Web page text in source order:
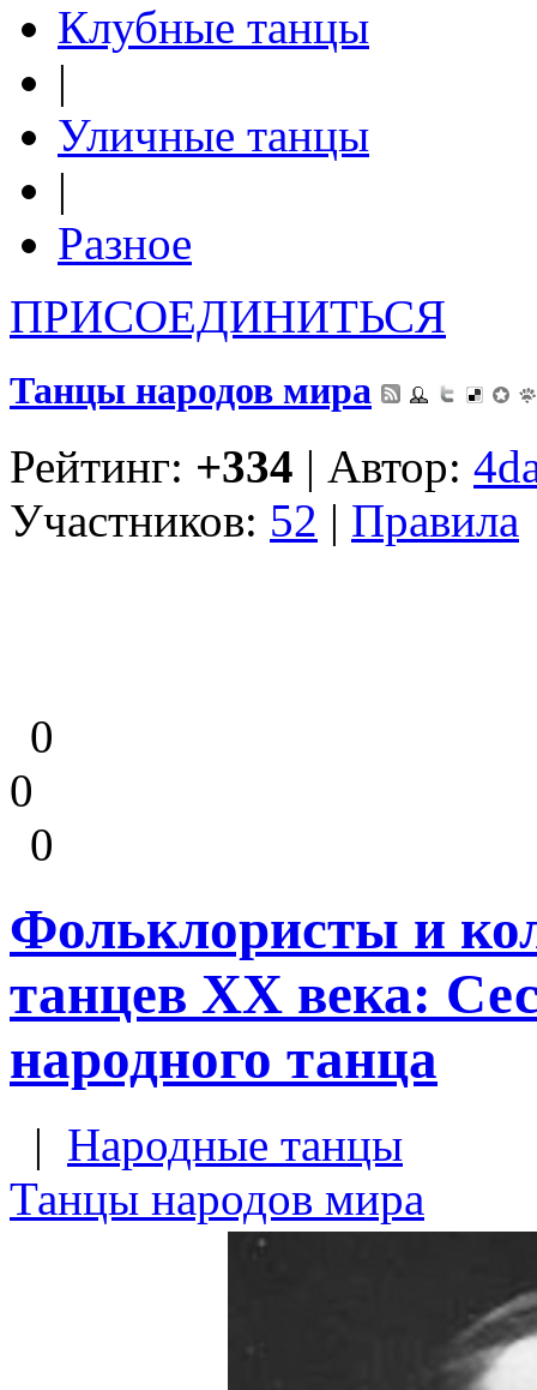
Клубные танцы
|
Уличные танцы
|
Разное
ПРИСОЕДИНИТЬСЯ
Танцы народов мира
Рейтинг: +334 | Автор:
Участников: 52 | Правила
0
0
0
Фольклористы и
танцев XX века:
народного танца
| Народные танцы
Танцы народов мира